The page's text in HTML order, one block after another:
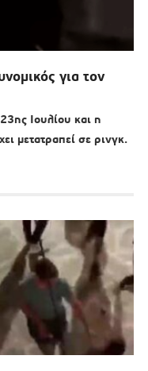
για τον
Ιουλίου και η
μετατραπεί σε ρινγκ.